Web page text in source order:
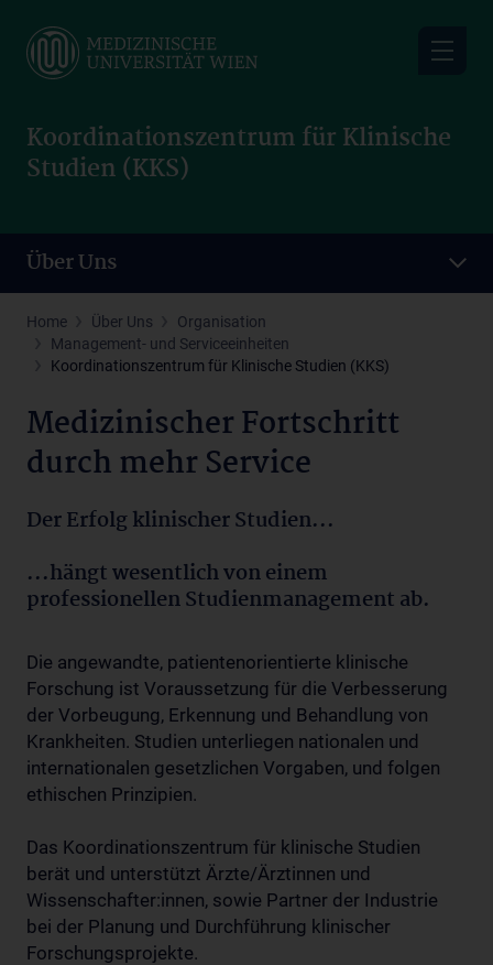
main
Koordinationszentrum für Klinische
Studien (KKS)
Über Uns
Home Über Uns
Organisation
Management- und Serviceeinheiten
Koordinationszentrum für Klinische Studien (KKS)
Medizinischer Fortschritt
durch mehr Service
Der Erfolg klinischer Studien...
...hängt wesentlich von einem
professionellen Studienmanagement ab.
Die angewandte, patientenorientierte klinische
Forschung ist Voraussetzung für die Verbesserung
der Vorbeugung, Erkennung und Behandlung von
Krankheiten. Studien unterliegen nationalen und
internationalen gesetzlichen Vorgaben, und folgen
ethischen Prinzipien.
Das Koordinationszentrum für klinische Studien
berät und unterstützt Ärzte/Ärztinnen und
Wissenschafter:innen, sowie Partner der Industrie
bei der Planung und Durchführung klinischer
Forschungsprojekte.